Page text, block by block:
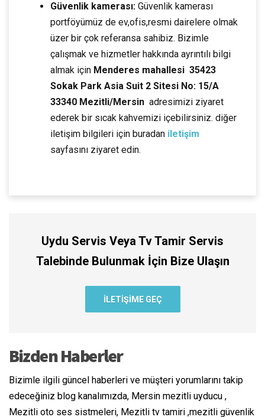
Güvenlik kamerası: Güvenlik kamerası
portföyümüz de ev,ofis,resmi dairelere olmak
üzer bir çok referansa sahibiz. Bizimle
çalışmak ve hizmetler hakkında ayrıntılı bilgi
almak için Menderes mahallesi 35423
Sokak Park Asia Suit 2 Sitesi No: 15/A
33340 Mezitli/Mersin adresimizi ziyaret
ederek bir sıcak kahvemizi içebilirsiniz. diğer
iletişim bilgileri için buradan iletişim
sayfasını ziyaret edin.
Uydu Servis Veya Tv Tamir Servis
Talebinde Bulunmak İçin Bize Ulaşın
ILETIŞIME GEÇ
Bizden Haberler
Bizimle ilgili güncel haberleri ve müşteri yorumlarını takip
edeceğiniz blog kanalımızda, Mersin mezitli uyducu ,
Mezitli oto ses sistmeleri, Mezitli tv tamiri ,mezitli güvenlik